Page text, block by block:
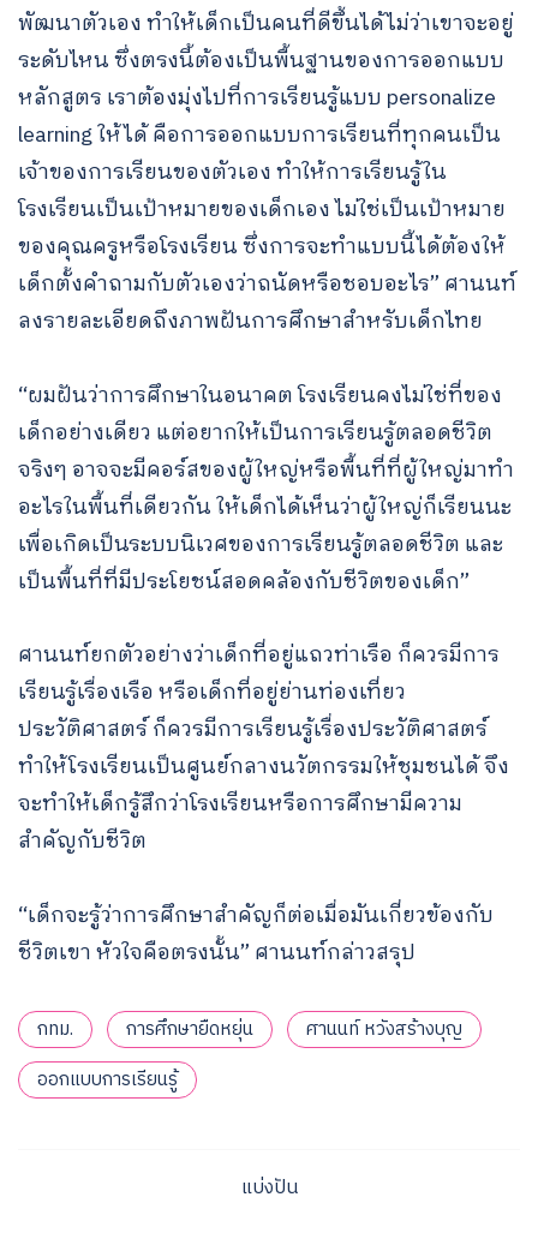
พัฒนาตัวเอง ทำให้เด็กเป็นคนที่ดีขึ้นได้ไม่ว่าเขาจะอยู่
ระดับไหน ซึ่งตรงนี้ต้องเป็นพื้นฐานของการออกแบบ
หลักสูตร เราต้องมุ่งไปที่การเรียนรู้แบบ personalize
learning ให้ได้ คือการออกแบบการเรียนที่ทุกคนเป็น
เจ้าของการเรียนของตัวเอง ทำให้การเรียนรู้ใน
โรงเรียนเป็นเป้าหมายของเด็กเอง ไม่ใช่เป็นเป้าหมาย
ของคุณครูหรือโรงเรียน ซึ่งการจะทำแบบนี้ได้ต้องให้
เด็กตั้งคําถามกับตัวเองว่าถนัดหรือชอบอะไร” ศานนท์
ลงรายละเอียดถึงภาพฝันการศึกษาสำหรับเด็กไทย
“ผมฝันว่าการศึกษาในอนาคต โรงเรียนคงไม่ใช่ที่ของ
เด็กอย่างเดียว แต่อยากให้เป็นการเรียนรู้ตลอดชีวิต
จริงๆ อาจจะมีคอร์สของผู้ใหญ่หรือพื้นที่ที่ผู้ใหญ่มาทำ
อะไรในพื้นที่เดียวกัน ให้เด็กได้เห็นว่าผู้ใหญ่ก็เรียนนะ
เพื่อเกิดเป็นระบบนิเวศของการเรียนรู้ตลอดชีวิต และ
เป็นพื้นที่ที่มีประโยชน์สอดคล้องกับชีวิตของเด็ก”
ศานนท์ยกตัวอย่างว่าเด็กที่อยู่แถวท่าเรือ ก็ควรมีการ
เรียนรู้เรื่องเรือ หรือเด็กที่อยู่ย่านท่องเที่ยว
ประวัติศาสตร์ ก็ควรมีการเรียนรู้เรื่องประวัติศาสตร์
ทำให้โรงเรียนเป็นศูนย์กลางนวัตกรรมให้ชุมชนได้ จึง
จะทำให้เด็กรู้สึกว่าโรงเรียนหรือการศึกษามีความ
สำคัญกับชีวิต
“เด็กจะรู้ว่าการศึกษาสำคัญก็ต่อเมื่อมันเกี่ยวข้องกับ
ชีวิตเขา หัวใจคือตรงนั้น” ศานนท์กล่าวสรุป
กทม. การศึกษายืดหยุ่น
ศานนท์ หวังสร้างบุญ
ออกแบบการเรียนรู้
แบ่งปัน